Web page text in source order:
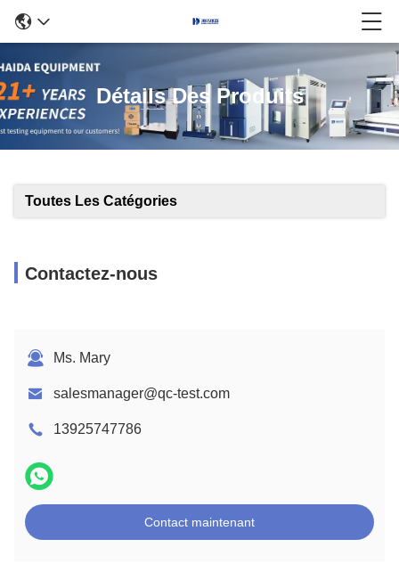
Détails Des Produits
Toutes Les Catégories
Contactez-nous
Ms. Mary
salesmanager@qc-test.com
13925747786
Contact maintenant